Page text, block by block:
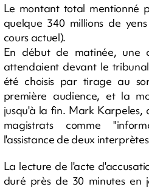
Le montant total mentionné
quelque 340 millions de
cours actuel).
En début de matinée, une
attendaient devant le
été choisis par tirage au
première audience, et la
jusqu'à la fin. Mark Karpeles,
magistrats comme
l'assistance de deux
La lecture de l'acte
duré près de 30 minutes en